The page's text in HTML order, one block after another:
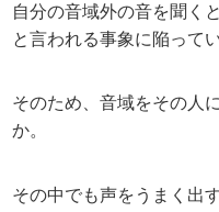
自分の音域外の音を聞く
と言われる事象に陥って
そのため、音域をその人
か。
その中でも声をうまく出